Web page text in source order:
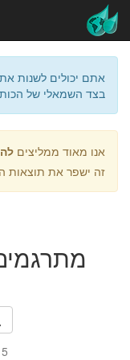
אתם יכולים לשנות
בצד השמאלי של
אנו מאוד ממליצים
זה ישפר את תוצאות